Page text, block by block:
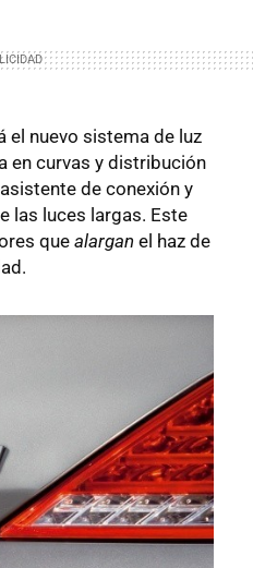
el nuevo sistema de luz
en curvas y distribución
de conexión y
las luces largas. Este
que alargan el haz de